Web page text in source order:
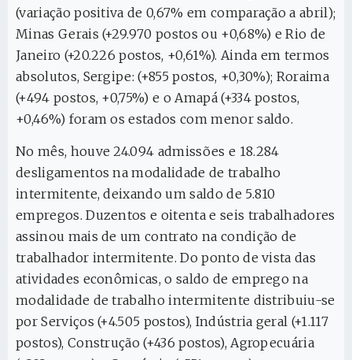
(variação positiva de 0,67% em comparação a abril);
Minas Gerais (+29.970 postos ou +0,68%) e Rio de
Janeiro (+20.226 postos, +0,61%). Ainda em termos
absolutos, Sergipe: (+855 postos, +0,30%); Roraima
(+494 postos, +0,75%) e o Amapá (+334 postos,
+0,46%) foram os estados com menor saldo.
No mês, houve 24.094 admissões e 18.284
desligamentos na modalidade de trabalho
intermitente, deixando um saldo de 5.810
empregos. Duzentos e oitenta e seis trabalhadores
assinou mais de um contrato na condição de
trabalhador intermitente. Do ponto de vista das
atividades econômicas, o saldo de emprego na
modalidade de trabalho intermitente distribuiu-se
por Serviços (+4.505 postos), Indústria geral (+1.117
postos), Construção (+436 postos), Agropecuária